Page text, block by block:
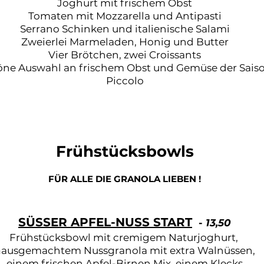
Joghurt mit frischem Obst
Tomaten mit Mozzarella und Antipasti
Serrano Schinken und italienische Salami
Zweierlei Marmeladen, Honig und Butter
Vier Brötchen, zwei Croissants
Auswahl an frischem Obst und Gemüse der
Piccolo
Frühstücksbowls
FÜR ALLE DIE GRANOLA LIEBEN !
SÜSSER APFEL-NUSS START - 13,50
Frühstücksbowl mit cremigem Naturjoghurt,
Nussgranola mit extra Walnüssen,